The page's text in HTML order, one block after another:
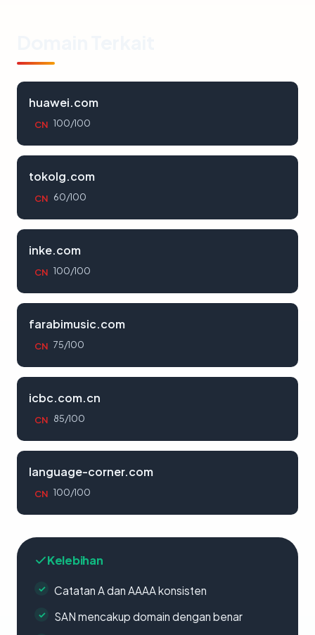
huawei.com
CN 100/100
tokolg.com
CN 60/100
inke.com
CN 100/100
farabimusic.com
CN 75/100
icbc.com.cn
CN 85/100
language-corner.com
CN 100/100
Kelebihan
Catatan A dan AAAA konsisten
SAN mencakup domain dengan benar